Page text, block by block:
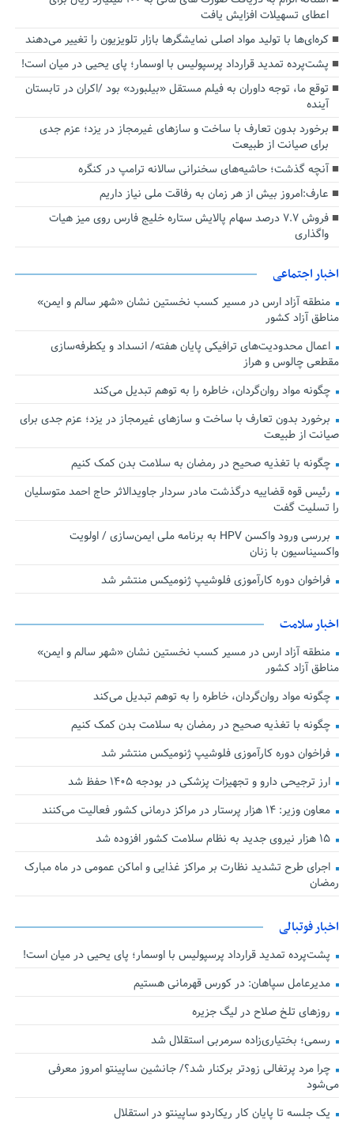
اعطای تسهیلات افزایش یافت
کره‌ای‌ها با تولید مواد اصلی نمایشگرها بازار تلویزیون را تغییر می‌دهند
پشت‌پرده تمدید قرارداد پرسپولیس با اوسمار؛ پای یحیی در میان است!
توقع ما، توجه داوران به فیلم مستقل «بیلبورد» بود /اکران در تابستان
آینده
برخورد بدون تعارف با ساخت‌ و سازهای غیرمجاز در یزد؛ عزم جدی
برای صیانت از طبیعت
آنچه گذشت؛ حاشیه‌های سخنرانی سالانه ترامپ در کنگره
عارف:امروز بیش از هر زمان به رفاقت ملی نیاز داریم
فروش ۷.۷ درصد سهام پالایش ستاره خلیج فارس روی میز هیات
واگذاری
اخبار اجتماعی
منطقه آزاد ارس در مسیر کسب نخستین نشان «شهر سالم و ایمن»
مناطق آزاد کشور
اعمال محدودیت‌های ترافیکی پایان هفته/ انسداد و یکطرفه‌سازی
مقطعی چالوس و هراز
چگونه مواد روان‌گردان، خاطره را به توهم تبدیل می‌کند
برخورد بدون تعارف با ساخت‌ و سازهای غیرمجاز در یزد؛ عزم جدی برای
صیانت از طبیعت
چگونه با تغذیه صحیح در رمضان به سلامت بدن کمک کنیم
رئیس قوه قضاییه درگذشت مادر سردار جاویدالاثر حاج احمد متوسلیان
را تسلیت گفت
بررسی ورود واکسن HPV به برنامه ملی ایمن‌سازی / اولویت
واکسیناسیون با زنان
فراخوان دوره کارآموزی فلوشیپ ژنومیکس منتشر شد
اخبار سلامت
منطقه آزاد ارس در مسیر کسب نخستین نشان «شهر سالم و ایمن»
مناطق آزاد کشور
چگونه مواد روان‌گردان، خاطره را به توهم تبدیل می‌کند
چگونه با تغذیه صحیح در رمضان به سلامت بدن کمک کنیم
فراخوان دوره کارآموزی فلوشیپ ژنومیکس منتشر شد
ارز ترجیحی دارو و تجهیزات پزشکی در بودجه ۱۴۰۵ حفظ شد
معاون وزیر: ۱۴ هزار پرستار در مراکز درمانی کشور فعالیت می‌کنند
۱۵ هزار نیروی جدید به نظام سلامت کشور افزوده شد
اجرای طرح تشدید نظارت بر مراکز غذایی و اماکن عمومی در ماه مبارک
رمضان
اخبار فوتبالی
پشت‌پرده تمدید قرارداد پرسپولیس با اوسمار؛ پای یحیی در میان است!
مدیرعامل سپاهان: در کورس قهرمانی هستیم
روزهای تلخ صلاح در لیگ جزیره
رسمی؛ بختیاری‌زاده سرمربی استقلال شد
چرا مرد پرتغالی زودتر برکنار شد؟/ جانشین ساپینتو امروز معرفی
می‌شود
یک جلسه تا پایان کار ریکاردو ساپینتو در استقلال